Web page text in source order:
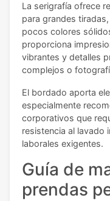
La serigrafía ofrece
para grandes
pocos colores
proporciona
vibrantes y detalles
complejos o
El bordado aporta
especialmente
corporativos que
resistencia al lavado
laborales exigentes.
Guía de
prendas